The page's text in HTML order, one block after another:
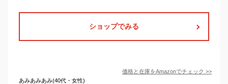
ショップでみる
価格と在庫をAmazonでチェック >>
あみあみあみ(40代・女性)